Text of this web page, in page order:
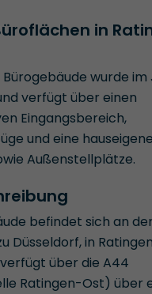
in
wurde im
verfügt über einen
Eingangsbereich,
und eine hauseigene
Außenstellplätze.
befindet sich an der
Düsseldorf, in
über die A44
Ratingen-Ost) über